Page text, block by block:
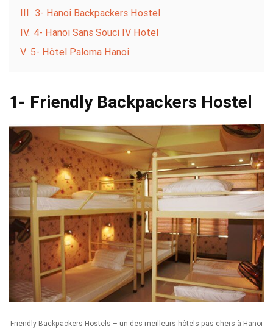
III. 3- Hanoi Backpackers Hostel
IV. 4- Hanoi Sans Souci IV Hotel
V. 5- Hôtel Paloma Hanoi
1- Friendly Backpackers Hostel
Friendly Backpackers Hostels – un des meilleurs hôtels pas chers à Hanoi